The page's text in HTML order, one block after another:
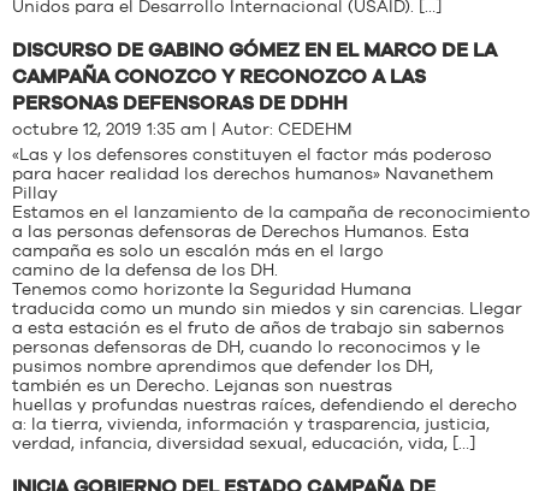
Unidos para el Desarrollo Internacional (USAID). […]
DISCURSO DE GABINO GÓMEZ EN EL MARCO DE LA
CAMPAÑA CONOZCO Y RECONOZCO A LAS
PERSONAS DEFENSORAS DE DDHH
octubre 12, 2019 1:35 am | Autor: CEDEHM
«Las y los defensores constituyen el factor más poderoso
para hacer realidad los derechos humanos» Navanethem
Pillay
Estamos en el lanzamiento de la campaña de reconocimiento
a las personas defensoras de Derechos Humanos. Esta
campaña es solo un escalón más en el largo
camino de la defensa de los DH.
Tenemos como horizonte la Seguridad Humana
traducida como un mundo sin miedos y sin carencias. Llegar
a esta estación es el fruto de años de trabajo sin sabernos
personas defensoras de DH, cuando lo reconocimos y le
pusimos nombre aprendimos que defender los DH,
también es un Derecho. Lejanas son nuestras
huellas y profundas nuestras raíces, defendiendo el derecho
a: la tierra, vivienda, información y trasparencia, justicia,
verdad, infancia, diversidad sexual, educación, vida, […]